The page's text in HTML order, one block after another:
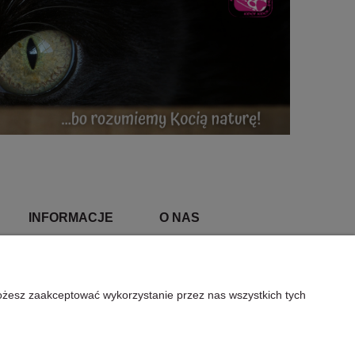
INFORMACJE
Jak kupować?
O NAS
O firmie
zaakceptować wykorzystanie przez nas wszystkich tych